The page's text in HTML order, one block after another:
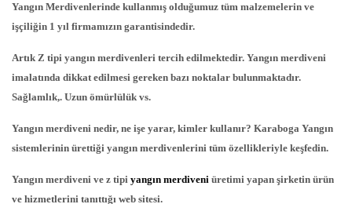
Yangın Merdivenlerinde kullanmış olduğumuz tüm malzemelerin ve
işçiliğin 1 yıl firmamızın garantisindedir.
Artık Z tipi yangın merdivenleri tercih edilmektedir. Yangın merdiveni
imalatında dikkat edilmesi gereken bazı noktalar bulunmaktadır.
Sağlamlık,. Uzun ömürlülük vs.
Yangın merdiveni nedir, ne işe yarar, kimler kullanır? Karaboga Yangın
sistemlerinin ürettiği yangın merdivenlerini tüm özellikleriyle keşfedin.
Yangın merdiveni ve z tipi yangın merdiveni üretimi yapan şirketin ürün
ve hizmetlerini tanıttığı web sitesi.